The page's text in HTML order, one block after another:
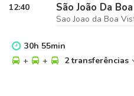
12:40 São João Da
Sao Joao da Boa
30h 55min
+
+ 2 transferências